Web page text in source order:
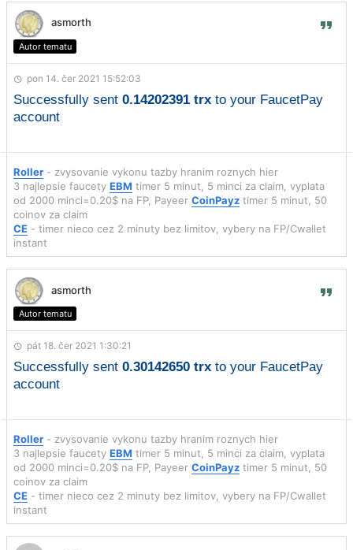
asmorth
Autor tematu
pon 14. čer 2021 15:52:03
Successfully sent 0.14202391 trx to your FaucetPay
account
Roller - zvysovanie vykonu tazby hranim roznych hier
3 najlepsie faucety EBM timer 5 minut, 5 minci za claim, vyplata
od 2000 minci=0.20$ na FP, Payeer CoinPayz timer 5 minut, 50
coinov za claim
CE - timer nieco cez 2 minuty bez limitov, vybery na FP/Cwallet
instant
asmorth
Autor tematu
pát 18. čer 2021 1:30:21
Successfully sent 0.30142650 trx to your FaucetPay
account
Roller - zvysovanie vykonu tazby hranim roznych hier
3 najlepsie faucety EBM timer 5 minut, 5 minci za claim, vyplata
od 2000 minci=0.20$ na FP, Payeer CoinPayz timer 5 minut, 50
coinov za claim
CE - timer nieco cez 2 minuty bez limitov, vybery na FP/Cwallet
instant